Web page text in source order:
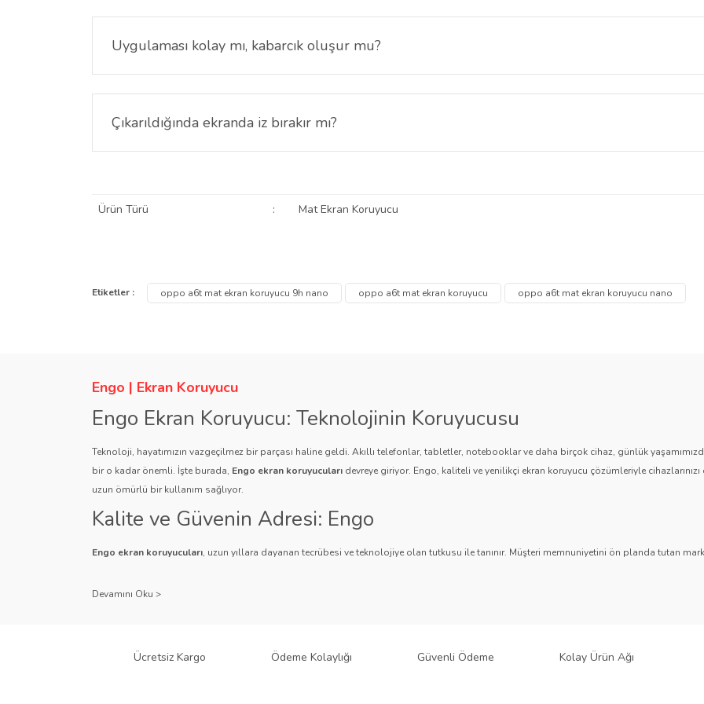
Uygulaması kolay mı, kabarcık oluşur mu?
Ekran yüzeyi temizlendikten sonra doğru hizalama ile kolay şekilde uygulanabilir. Tozsuz bir ortamda uygulandığında
Çıkarıldığında ekranda iz bırakır mı?
Hayır. Oppo A6t mat ekran koruyucu çıkarıldığında ekranda yapışkan kalıntısı bırakmaz ve ekran yüzeyi temiz kalır.
Ürün Türü : Mat Ekran Koruyucu
Bu ürüne ilk yorumu siz yapın!
Görüş ve önerileriniz için teşekkür ederiz.
Ürün bilgilerinde hatalar bulunuyor.
Ürün fiyatı diğer sitelerden daha pahalı.
Ürün hakkında henüz soru sorulmamış.
Etiketler : oppo a6t mat ekran koruyucu 9h nano oppo a6t mat ekran koruyucu oppo a6t mat ekran koruyucu nano
Engo | Ekran Koruyucu
Engo Ekran Koruyucu: Teknolojinin Koruyucusu
Teknoloji, hayatımızın vazgeçilmez bir parçası haline geldi. Akıllı telefonlar, tabletler, notebooklar ve daha birçok cihaz, günlük
bir o kadar önemli. İşte burada, Engo ekran koruyucuları devreye giriyor. Engo, kaliteli ve yenilikçi ekran koruyucu çözümleriyle
uzun ömürlü bir kullanım sağlıyor.
Kalite ve Güvenin Adresi: Engo
Engo ekran koruyucuları, uzun yıllara dayanan tecrübesi ve teknolojiye olan tutkusu ile tanınır. Müşteri memnuniyetini ön planda tutan
Çeşitlilik ve Uyum: Engo Ekran Koruyucuları
gibi çeşitli türlerle Engo, cihazlarınız için mükemmel uyumu sağlar. Akıllı telefonlardan tabletlere, notebooklardan akıllı saatlere, araç
Ücretsiz Kargo Ödeme Kolaylığı Güvenli Ödeme Kolay Ürün Ağı